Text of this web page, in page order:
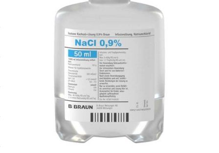
Körperpflege & Kosmetik
Liebe & Erotik
Mutter & Kind